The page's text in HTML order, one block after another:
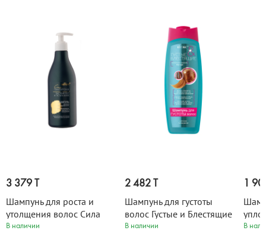
3 379 T
Шампунь для роста и
утолщения волос Сила
Гиалурона БЫСТРЫЙ РОСТ
В наличии
2 482 T
Шампунь для густоты
волос Густые и Блестящие
500 мл
В наличии
1
В